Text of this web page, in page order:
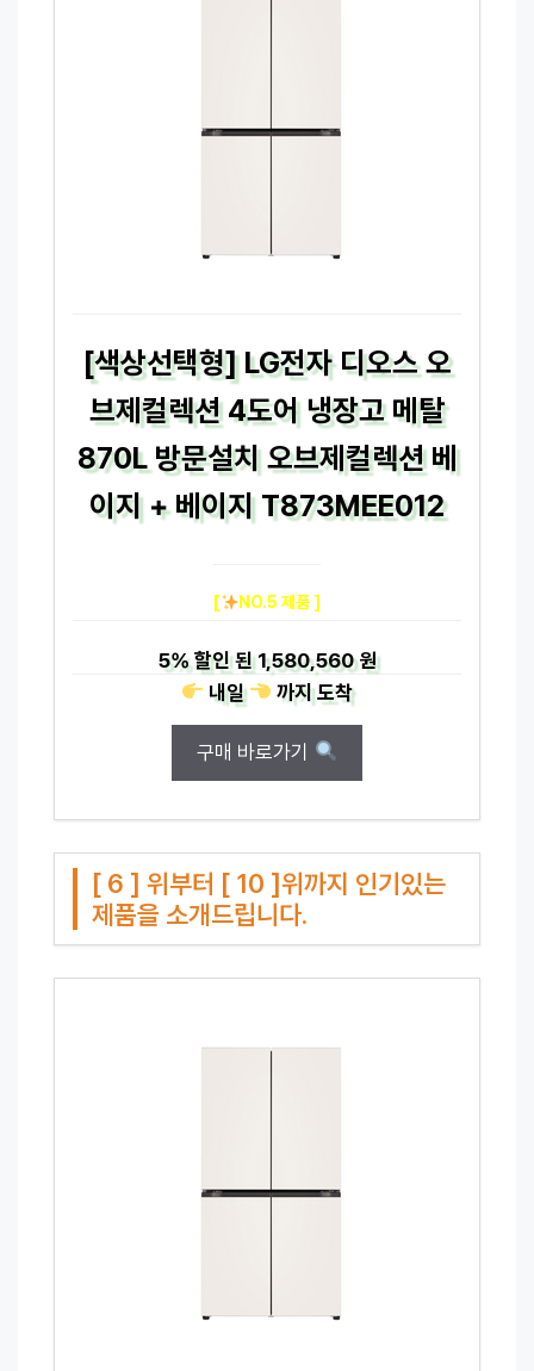
[색상선택형] LG전자 디오스 오
브제컬렉션 4도어 냉장고 메탈
870L 방문설치 오브제컬렉션 베
이지 + 베이지 T873MEE012
[ NO.5 제품 ]
5%할인 된1,580,560 원
내일
까지도착
구매 바로가기
[ 6 ] 위부터 [ 10 ]위까지 인기있는
제품을 소개드립니다.